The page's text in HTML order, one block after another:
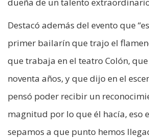
dueña de un talento
Destacó además del evento que
primer bailarín que trajo el
que trabaja en el teatro Colón,
noventa años, y que dijo en el
pensó poder recibir un
magnitud por lo que él hacía, eso
sepamos a que punto hemos